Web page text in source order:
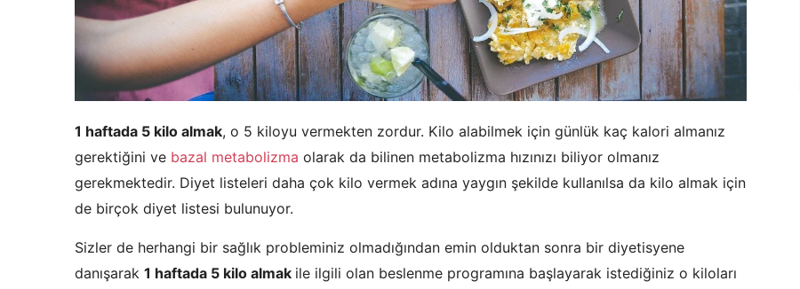
1 haftada 5 kilo almak, o 5 kiloyu vermekten zordur. Kilo alabilmek için günlük kaç kalori almanız
gerektiğini ve bazal metabolizma olarak da bilinen metabolizma hızınızı biliyor olmanız
gerekmektedir. Diyet listeleri daha çok kilo vermek adına yaygın şekilde kullanılsa da kilo almak için
de birçok diyet listesi bulunuyor.
Sizler de herhangi bir sağlık probleminiz olmadığından emin olduktan sonra bir diyetisyene
danışarak 1 haftada 5 kilo almak ile ilgili olan beslenme programına başlayarak istediğiniz o kiloları